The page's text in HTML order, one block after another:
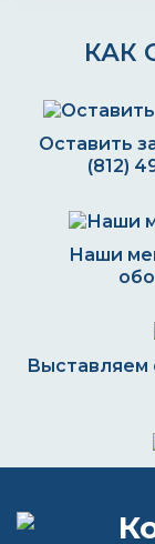
КАК
Оставить
(812)
Наши
Выставляем